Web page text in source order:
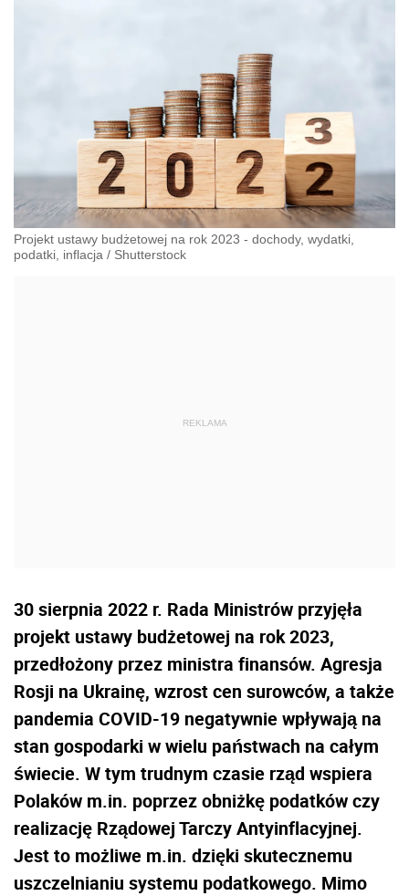
Projekt ustawy budżetowej na rok 2023 - dochody, wydatki,
podatki, inflacja / Shutterstock
30 sierpnia 2022 r. Rada Ministrów przyjęła
projekt ustawy budżetowej na rok 2023,
przedłożony przez ministra finansów. Agresja
Rosji na Ukrainę, wzrost cen surowców, a także
pandemia COVID-19 negatywnie wpływają na
stan gospodarki w wielu państwach na całym
świecie. W tym trudnym czasie rząd wspiera
Polaków m.in. poprzez obniżkę podatków czy
realizację Rządowej Tarczy Antyinflacyjnej.
Jest to możliwe m.in. dzięki skutecznemu
uszczelnianiu systemu podatkowego. Mimo